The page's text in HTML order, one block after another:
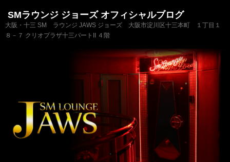
SMラウンジ ジョーズ オフィシャルブログ
大阪・十三 SM ラウンジ JAWS ジョーズ 大阪市淀川区十三本町 １丁目１
８－７ クリオプラザ十三パートII ４階